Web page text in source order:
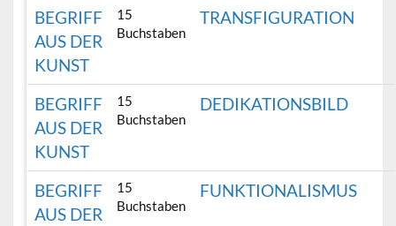
BEGRIFF
AUS DER
KUNST
15
Buchstaben
TRANSFIGURATION
BEGRIFF
AUS DER
KUNST
15
Buchstaben
DEDIKATIONSBILD
BEGRIFF
AUS DER
15
Buchstaben
FUNKTIONALISMUS